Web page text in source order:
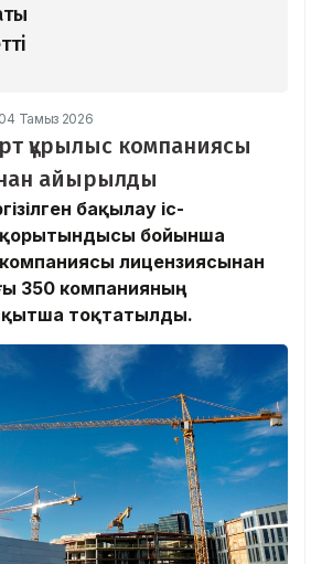
04 Тамыз 2026
құрылыс компаниясы
айырылды
бақылау іс-
бойынша
лицензиясынан
350 компанияның
тоқтатылды.